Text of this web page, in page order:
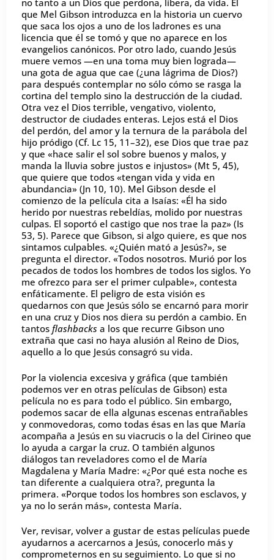
no tanto a un Dios que perdona, libera, da vida. El
que Mel Gibson introduzca en la historia un cuervo
que saca los ojos a uno de los ladrones es una
licencia que él se tomó y que no aparece en los
evangelios canónicos. Por otro lado, cuando Jesús
muere vemos —en una toma muy bien lograda—
una gota de agua que cae (¿una lágrima de Dios?)
para después contemplar no sólo cómo se rasga la
cortina del templo sino la destrucción de la ciudad.
Otra vez el Dios terrible, vengativo, violento,
destructor de ciudades enteras. Lejos está el Dios
del perdón, del amor y la ternura de la parábola del
hijo pródigo (Cf. Lc 15, 11–32), ese Dios que trae paz
y que «hace salir el sol sobre buenos y malos, y
manda la lluvia sobre justos e injustos» (Mt 5, 45),
que quiere que todos «tengan vida y vida en
abundancia» (Jn 10, 10). Mel Gibson desde el
comienzo de la película cita a Isaías: «Él ha sido
herido por nuestras rebeldías, molido por nuestras
culpas. El soportó el castigo que nos trae la paz» (Is
53, 5). Parece que Gibson, si algo quiere, es que nos
sintamos culpables. «¿Quién mató a Jesús?», se
pregunta el director. «Todos nosotros. Murió por los
pecados de todos los hombres de todos los siglos. Yo
me ofrezco para ser el primer culpable», contesta
enfáticamente. El peligro de esta visión es
quedarnos con que Jesús sólo se encarnó para morir
en una cruz y Dios nos diera su perdón a cambio. En
tantos flashbacks a los que recurre Gibson uno
extraña que casi no haya alusión al Reino de Dios,
aquello a lo que Jesús consagró su vida.
Por la violencia excesiva y gráfica (que también
podemos ver en otras películas de Gibson) esta
película no es para todo el público. Sin embargo,
podemos sacar de ella algunas escenas entrañables
y conmovedoras, como todas ésas en las que María
acompaña a Jesús en su viacrucis o la del Cirineo que
lo ayuda a cargar la cruz. O también algunos
diálogos tan reveladores como el de María
Magdalena y María Madre: «¿Por qué esta noche es
tan diferente a cualquiera otra?, pregunta la
primera. «Porque todos los hombres son esclavos, y
ya no lo serán más», contesta María.
Ver, revisar, volver a gustar de estas películas puede
ayudarnos a acercarnos a Jesús, conocerlo más y
comprometernos en su seguimiento. Lo que si no